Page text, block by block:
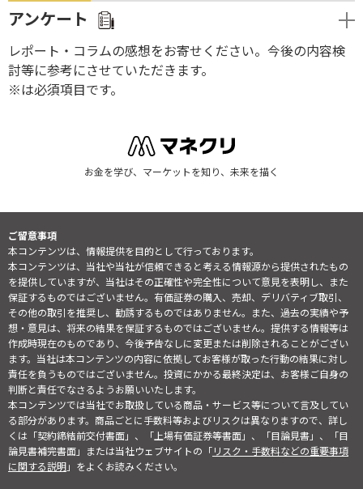
アンケート
レポート・コラムの感想をお寄せください。今後の内容検
討等に参考にさせていただきます。
※は必須項目です。
お金を学び、マーケットを知り、未来を描く
ご留意事項
本コンテンツは、情報提供を目的として行っております。
本コンテンツは、当社や当社が信頼できると考える情報源から提供されたもの
を提供していますが、当社はその正確性や完全性について意見を表明し、また
保証するものではございません。有価証券の購入、売却、デリバティブ取引、
その他の取引を推奨し、勧誘するものではありません。また、過去の実績や予
想・意見は、将来の結果を保証するものではございません。提供する情報等は
作成時現在のものであり、今後予告なしに変更または削除されることがござい
ます。当社は本コンテンツの内容に依拠してお客様が取った行動の結果に対し
責任を負うものではございません。投資にかかる最終決定は、お客様ご自身の
判断と責任でなさるようお願いいたします。
本コンテンツでは当社でお取扱している商品・サービス等について言及してい
る部分があります。商品ごとに手数料等およびリスクは異なりますので、詳し
くは「契約締結前交付書面」、「上場有価証券等書面」、「目論見書」、「目
論見書補完書面」または当社ウェブサイトの「リスク・手数料などの重要事項
に関する説明」をよくお読みください。